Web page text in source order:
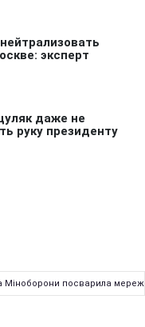
Міноборони посварила